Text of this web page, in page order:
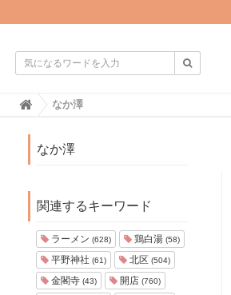
H
なか澤
なか澤
関連するキーワード
ラーメン (628) 鶏白湯 (58)
平野神社 (61) 北区 (504)
金閣寺 (43) 開店 (760)